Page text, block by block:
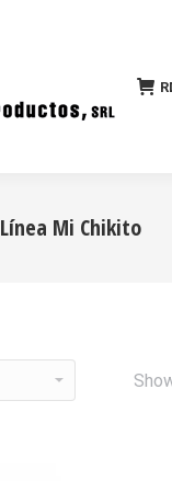
Línea Mi Chikito